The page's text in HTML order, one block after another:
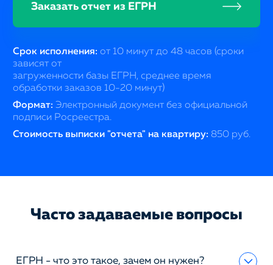
Заказать отчет из ЕГРН
Срок исполнения: от 10 минут до 48 часов (сроки
зависят от
загруженности базы ЕГРН, среднее время
обработки заказов 10-20 минут)
Формат: Электронный документ без официальной
подписи Росреестра.
Стоимость выписки "отчета" на квартиру: 850 руб.
Часто задаваемые вопросы
ЕГРН - что это такое, зачем он нужен?